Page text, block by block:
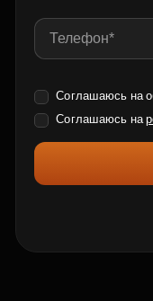
Соглашаюсь на
Соглашаюсь на